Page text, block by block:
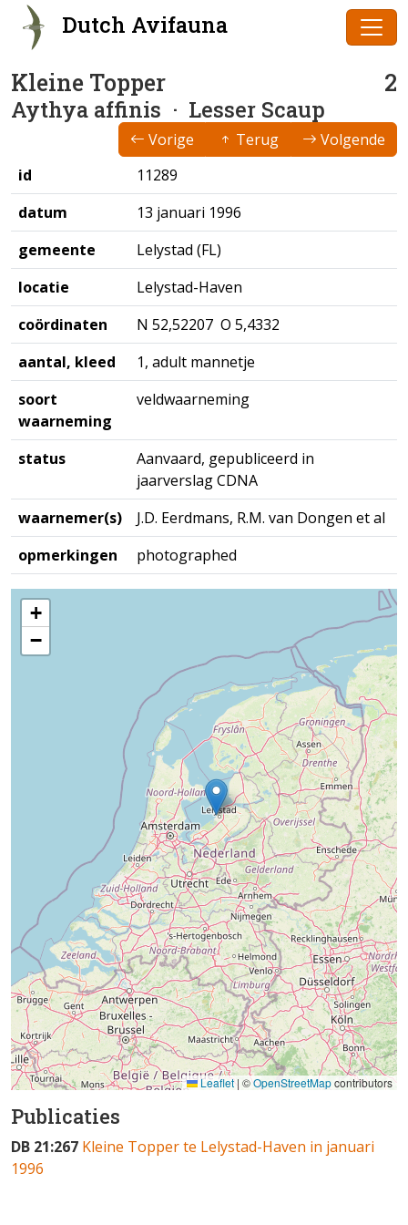
Dutch Avifauna
Kleine Topper 2
Aythya affinis · Lesser Scaup
Vorige Terug
Volgende
id
11289
datum
13 januari 1996
gemeente
Lelystad (FL)
locatie
Lelystad-Haven
coördinaten
N 52,52207 O 5,4332
aantal, kleed
1, adult mannetje
soort
waarneming
veldwaarneming
status
Aanvaard, gepubliceerd in
jaarverslag CDNA
waarnemer(s)
J.D. Eerdmans, R.M. van Dongen et al
opmerkingen
photographed
+
−
Leaflet| ©OpenStreetMapcontributors
Publicaties
DB 21:267 Kleine Topper te Lelystad-Haven in januari
1996